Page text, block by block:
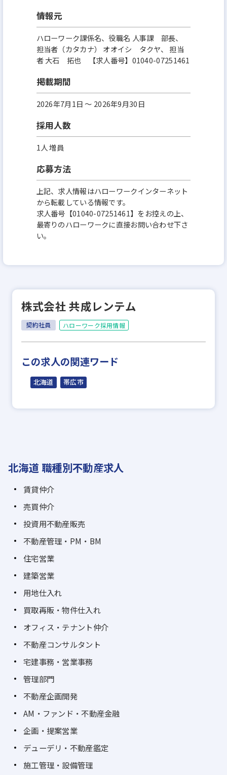
情報元
ハローワーク課係名、役職名 人事課 部長、
担当者（カタカナ） オオイシ タクヤ、 担当
者 大石 拓也 【求人番号】01040-07251461
掲載期間
2026年7月1日 〜 2026年9月30日
採用人数
1人 増員
応募方法
上記、求人情報はハローワークインターネット
から転載している情報です。
求人番号【01040-07251461】をお控えの上、
最寄りのハローワークに直接お問い合わせ下さ
い。
株式会社 共成レンテム
契約社員 ハローワーク採用情報
この求人の関連ワード
北海道 帯広市
北海道 職種別不動産求人
賃貸仲介
売買仲介
投資用不動産販売
不動産管理・PM・BM
住宅営業
建築営業
用地仕入れ
買取再販・物件仕入れ
オフィス・テナント仲介
不動産コンサルタント
宅建事務・営業事務
管理部門
不動産企画開発
AM・ファンド・不動産金融
企画・提案営業
デューデリ・不動産鑑定
施工管理・設備管理